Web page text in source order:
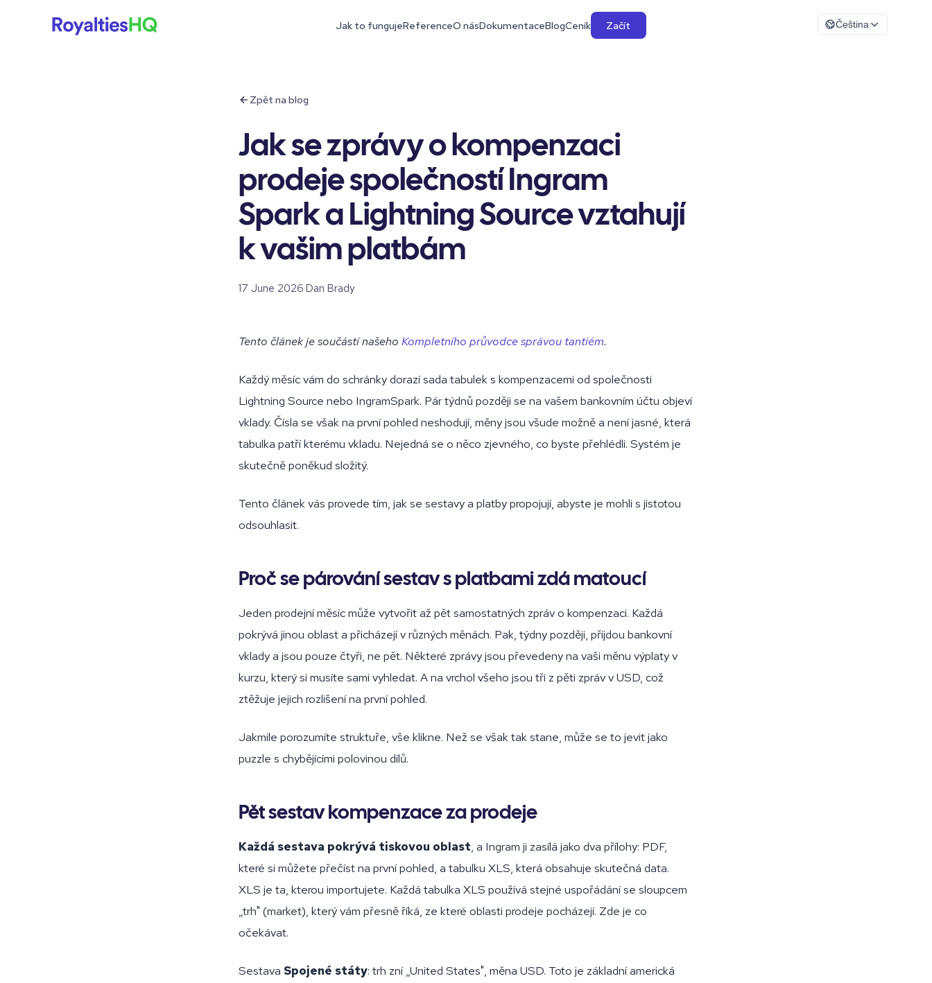
Jak to fungujeReferenceO násDokumentaceBlogCeník Začít Čeština
Zpět na blog
Jak se zprávy o kompenzaci
prodeje společností Ingram
Spark a Lightning Source vztahují
k vašim platbám
17 June 2026·Dan Brady
Tento článek je součástí našeho Kompletního průvodce správou tantiém.
Každý měsíc vám do schránky dorazí sada tabulek s kompenzacemi od společnosti
Lightning Source nebo IngramSpark. Pár týdnů později se na vašem bankovním účtu objeví
vklady. Čísla se však na první pohled neshodují, měny jsou všude možně a není jasné, která
tabulka patří kterému vkladu. Nejedná se o něco zjevného, co byste přehlédli. Systém je
skutečně poněkud složitý.
Tento článek vás provede tím, jak se sestavy a platby propojují, abyste je mohli s jistotou
odsouhlasit.
Proč se párování sestav s platbami zdá matoucí
Jeden prodejní měsíc může vytvořit až pět samostatných zpráv o kompenzaci. Každá
pokrývá jinou oblast a přicházejí v různých měnách. Pak, týdny později, přijdou bankovní
vklady a jsou pouze čtyři, ne pět. Některé zprávy jsou převedeny na vaši měnu výplaty v
kurzu, který si musíte sami vyhledat. A na vrchol všeho jsou tři z pěti zpráv v USD, což
ztěžuje jejich rozlišení na první pohled.
Jakmile porozumíte struktuře, vše klikne. Než se však tak stane, může se to jevit jako
puzzle s chybějícími polovinou dílů.
Pět sestav kompenzace za prodeje
Každá sestava pokrývá tiskovou oblast, a Ingram ji zasílá jako dva přílohy: PDF,
které si můžete přečíst na první pohled, a tabulku XLS, která obsahuje skutečná data.
XLS je ta, kterou importujete. Každá tabulka XLS používá stejné uspořádání se sloupcem
„trh" (market), který vám přesně říká, ze které oblasti prodeje pocházejí. Zde je co
očekávat.
Sestava Spojené státy: trh zní „United States", měna USD. Toto je základní americká